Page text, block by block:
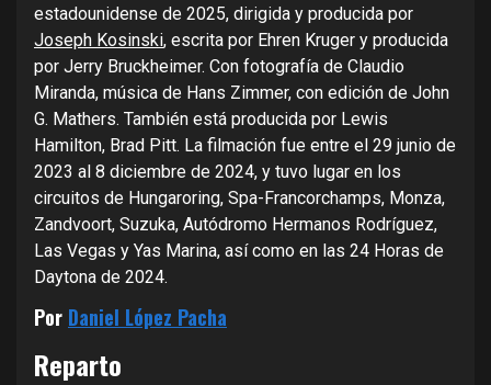
estadounidense de 2025, dirigida y producida por
Joseph Kosinski, escrita por Ehren Kruger y producida
por Jerry Bruckheimer. Con fotografía de Claudio
Miranda, música de Hans Zimmer, con edición de John
G. Mathers. También está producida por Lewis
Hamilton, Brad Pitt. La filmación fue entre el 29 junio de
2023 al 8 diciembre de 2024, y tuvo lugar en los
circuitos de Hungaroring, Spa-Francorchamps, Monza,
Zandvoort, Suzuka, Autódromo Hermanos Rodríguez,
Las Vegas y Yas Marina, así como en las 24 Horas de
Daytona de 2024.
Por Daniel López Pacha
Reparto